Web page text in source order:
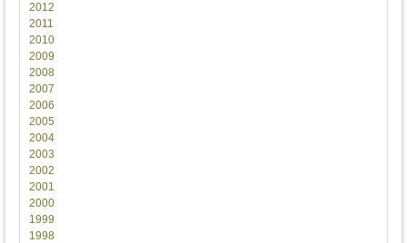
2012
2011
2010
2009
2008
2007
2006
2005
2004
2003
2002
2001
2000
1999
1998